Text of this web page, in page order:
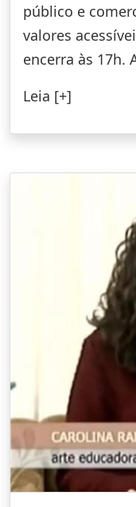
público e
valores
encerra às 17h.
Leia [+]